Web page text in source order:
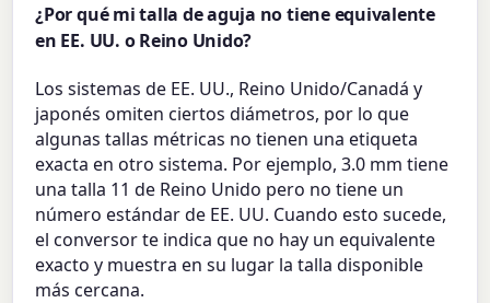
¿Por qué mi talla de aguja no tiene equivalente
en EE. UU. o Reino Unido?
Los sistemas de EE. UU., Reino Unido/Canadá y
japonés omiten ciertos diámetros, por lo que
algunas tallas métricas no tienen una etiqueta
exacta en otro sistema. Por ejemplo, 3.0 mm tiene
una talla 11 de Reino Unido pero no tiene un
número estándar de EE. UU. Cuando esto sucede,
el conversor te indica que no hay un equivalente
exacto y muestra en su lugar la talla disponible
más cercana.